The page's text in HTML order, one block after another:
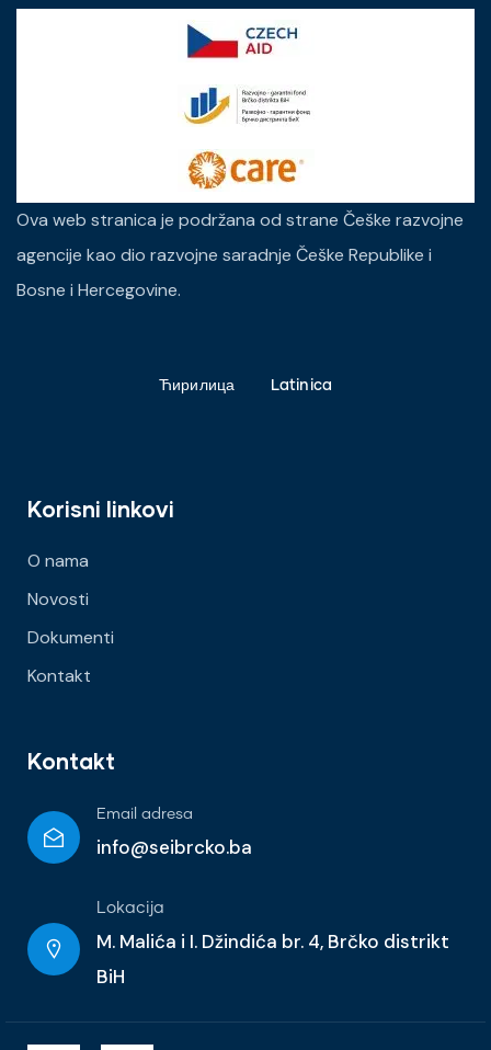
Ova web stranica je podržana od strane Češke razvojne
agencije kao dio razvojne saradnje Češke Republike i
Bosne i Hercegovine.
Ћирилица Latinica
Korisni linkovi
O nama
Novosti
Dokumenti
Kontakt
Kontakt
Email adresa
info@seibrcko.ba
Lokacija
M. Malića i I. Džindića br. 4, Brčko distrikt
BiH